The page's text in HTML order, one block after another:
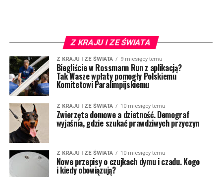
Z KRAJU I ZE ŚWIATA
Z KRAJU I ZE ŚWIATA 9 miesięcy temu
Biegliście w Rossmann Run z aplikacją?
Tak Wasze wpłaty pomogły Polskiemu
Komitetowi Paralimpijskiemu
Z KRAJU I ZE ŚWIATA 10 miesięcy temu
Zwierzęta domowe a dzietność. Demograf
wyjaśnia, gdzie szukać prawdziwych przyczyn
Z KRAJU I ZE ŚWIATA 10 miesięcy temu
Nowe przepisy o czujkach dymu i czadu. Kogo
i kiedy obowiązują?